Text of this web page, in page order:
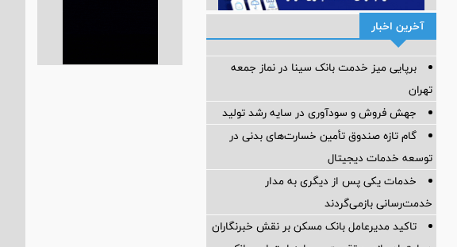
آخرین اخبار
برپایی میز خدمت بانک سینا در نماز جمعه
تهران
جهش فروش و سودآوری در سایه رشد تولید
گام تازه صندوق تأمین خسارت‌های بدنی در
توسعه خدمات دیجیتال
خدمات یکی پس از دیگری به مدار
خدمت‌رسانی بازمی‌گردند
تاکید مدیرعامل بانک مسکن بر نقش خبرنگاران